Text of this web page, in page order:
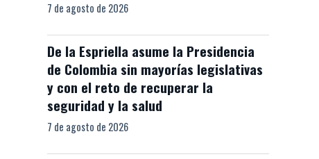
7 de agosto de 2026
De la Espriella asume la Presidencia
de Colombia sin mayorías legislativas
y con el reto de recuperar la
seguridad y la salud
7 de agosto de 2026